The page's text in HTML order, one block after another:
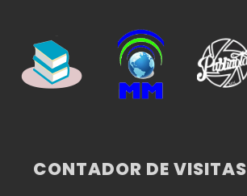
CONTADOR DE VISITAS